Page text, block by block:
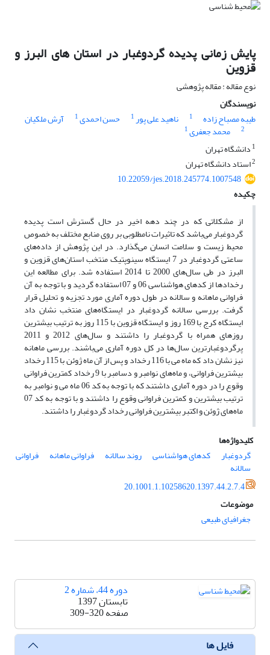
پایش زمانی پدیده گردوغبار در استان های البرز و
قزوین
نوع مقاله : مقاله پژوهشی
نویسندگان
طیبه مصباح زاده
1 ناهید علی پور1 حسن احمدی1 آرش ملکیان
2 محمد جعفری1
1 دانشگاه تهران
2استاد دانشگاه تهران
10.22059/jes.2018.245774.1007548
چکیده
از مشکلاتی که در چند دهه اخیر در حال گسترش است پدیده
گردوغبار می‌باشد که تاثیرات نامطلوبی بر روی منابع مختلف به خصوص
محیط زیست و سلامت انسان می‌گذارد. در این پژوهش از داده‌های
ساعتی گردوغبار در 7 ایستگاه سینوپتیک منتخب استان‌های قزوین و
البرز در طی سال‌های 2000 تا 2014 استفاده شد. برای مطالعه این
رخدادها از کدهای هواشناسی 06 و 07 استفاده گردید و با توجه به آن
فراوانی ماهانه و سالانه در طول دوره آماری مورد تجزیه و تحلیل قرار
گرفت. بررسی سالانه گردوغبار در ایستگاه‌های منتخب نشان داد
ایستگاه کرج با 169 روز و ایستگاه قزوین با 115 روز به ترتیب بیشترین
روزهای همراه با گردوغبار را داشتند و سال‌های 2012 و 2011
پرگرد‌وغبارترین سال‌ها در کل دوره آماری می‌باشند. بررسی ماهانه
نیز نشان داد که ماه می با 116 رخداد و پس از آن ماه ژوئن با 115 رخداد
بیشترین فراوانی، و ماه‌های نوامبر و دسامبر با 9 رخداد کمترین فراوانی
وقوع را در دوره آماری داشتند که با توجه به کد 06 ماه می و نوامبر به
ترتیب بیشترین و کمترین فراوانی وقوع را داشتند و با توجه به کد 07
ماه‌های ژوئن و اکتبر بیشترین فراوانی رخداد گردوغبار را داشتند.
کلیدواژه‌ها
گردوغبار
کدهای هواشناسی روند سالانه فراوانی ماهانه فراوانی
سالانه
20.1001.1.10258620.1397.44.2.7.4
موضوعات
جغرافیای طبیعی
دوره 44، شماره 2
تابستان 1397
صفحه309-320
فایل ها